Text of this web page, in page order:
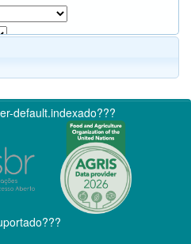
default.indexado???